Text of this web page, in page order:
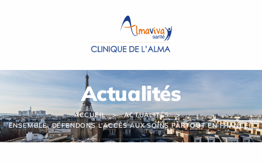
Actualités
ACCUEIL
ACTUALITÉS
ENSEMBLE, DÉFENDONS L’ACCÈS AUX SOINS PARTOUT EN FRANCE !